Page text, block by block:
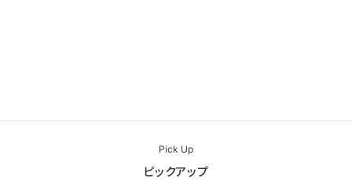
Pick Up
ピックアップ